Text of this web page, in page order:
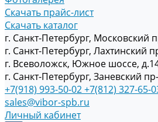
Скачать прайс-лист
Скачать каталог
г. Санкт-Петербург, Московский
г. Санкт-Петербург, Лахтинский
г. Всеволожск, Южное шоссе,
г. Санкт-Петербург, Заневский
+7(918) 993-50-02+7(812) 327-65-
sales@vibor-spb.ru
Личный кабинет